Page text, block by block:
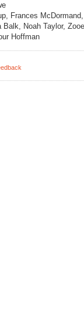
Frances
Balk, Noah Taylor,
Hoffman